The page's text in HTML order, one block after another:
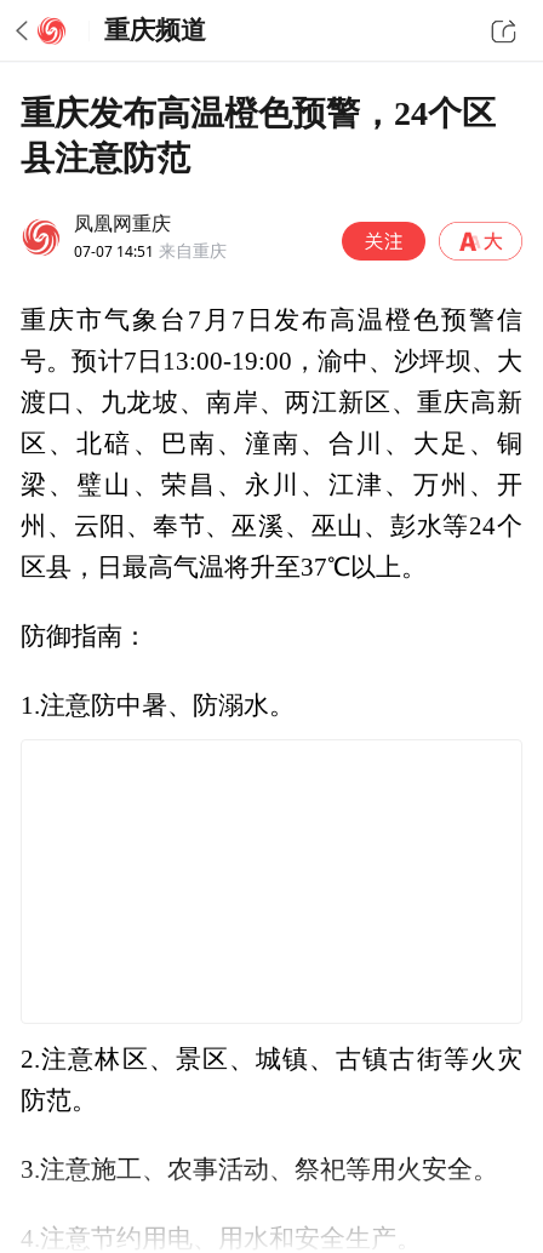
重庆频道
重庆发布高温橙色预警，24个区
县注意防范
凤凰网重庆
07-07 14:51 来自重庆
重庆市气象台7月7日发布高温橙色预警信
号。预计7日13:00-19:00，渝中、沙坪坝、大
渡口、九龙坡、南岸、两江新区、重庆高新
区、北碚、巴南、潼南、合川、大足、铜
梁、璧山、荣昌、永川、江津、万州、开
州、云阳、奉节、巫溪、巫山、彭水等24个
区县，日最高气温将升至37℃以上。
防御指南：
1.注意防中暑、防溺水。
2.注意林区、景区、城镇、古镇古街等火灾
防范。
3.注意施工、农事活动、祭祀等用火安全。
4.注意节约用电、用水和安全生产。